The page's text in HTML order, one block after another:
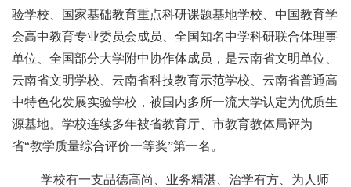
验学校、国家基础教育重点科研课题基地学校、中国教育学
会高中教育专业委员会成员、全国知名中学科研联合体理事
单位、全国部分大学附中协作体成员，是云南省文明单位、
云南省文明学校、 云南省科技教育示范学校、云南省普通高
中特色化发展实验学校，被国内多所一流大学认定为优质生
源基地。学校连续多年被省教育厅、市教育教体局评为
省“教学质量综合评价一等奖”第一名。
学校有一支品德高尚、业务精湛、治学有方、为人师